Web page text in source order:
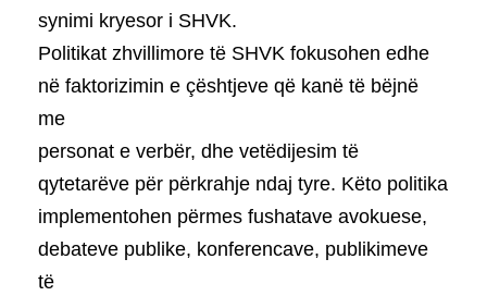
synimi kryesor i SHVK.
Politikat zhvillimore të SHVK fokusohen edhe
në faktorizimin e çështjeve që kanë të bëjnë
me
personat e verbër, dhe vetëdijesim të
qytetarëve për përkrahje ndaj tyre. Këto politika
implementohen përmes fushatave avokuese,
debateve publike, konferencave, publikimeve
të